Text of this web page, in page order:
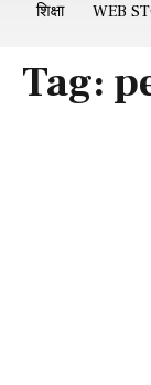
शिक्षा WEB
Tag: